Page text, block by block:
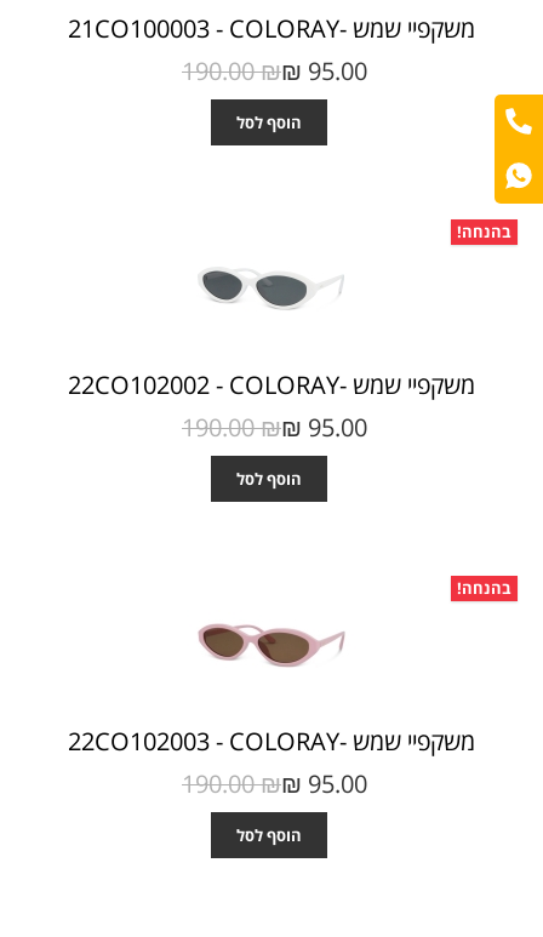
משקפיי שמש -21CO100003 - COLORAY
95.00 ₪‎
190.00 ₪‎
הוסף לסל
בהנחה!
משקפיי שמש -22CO102002 - COLORAY
95.00 ₪‎
190.00 ₪‎
הוסף לסל
בהנחה!
משקפיי שמש -22CO102003 - COLORAY
95.00 ₪‎
190.00 ₪‎
הוסף לסל